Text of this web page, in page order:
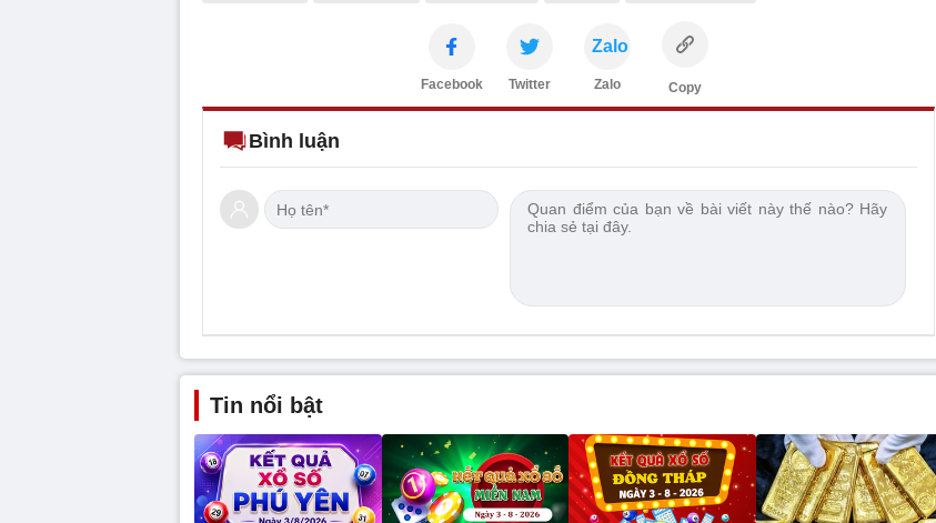
Facebook Twitter
Zalo
Zalo Copy
Bình luận
Tin nổi bật